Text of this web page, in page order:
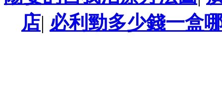
店| 必利勁多少錢一盒